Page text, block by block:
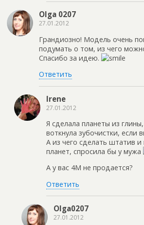
Olga 0207
27.01.2012
Грандиозно! Модель очень
подумать о том, из чего
Спасибо за идею.
Ответить
Irene
27.01.2012
Я сделала планеты из
воткнула зубочистки, если
А из чего сделать штатив и
планет, спросила бы у мужа
А у вас 4М не продается?
Ответить
Olga0207
27.01.2012